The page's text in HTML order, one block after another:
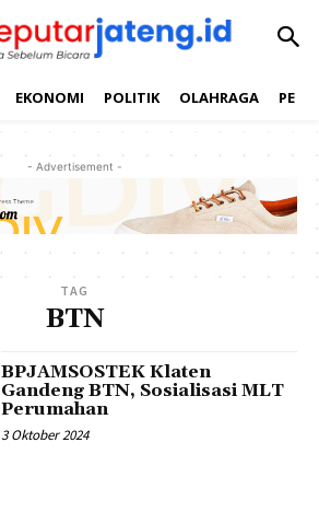
EKONOMI POLITIK OLAHRAGA
- Advertisement -
TAG
BTN
BPJAMSOSTEK Klaten
Gandeng BTN, Sosialisasi MLT
Perumahan
3 Oktober 2024